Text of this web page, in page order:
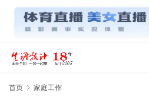
首页 家庭工作